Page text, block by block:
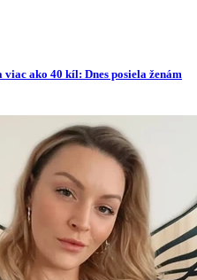
ako 40 kíl: Dnes posiela ženám